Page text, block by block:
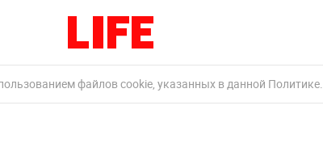
файлов cookie, указанных в данной Политике.